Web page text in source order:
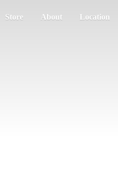
Store About Location